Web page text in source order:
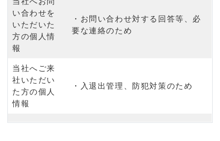
い合わせを
いただいた
方の個人情
報
・お問い合わせ対する回答等、必
要な連絡のため
当社へご来
社いただい
た方の個人
情報
・入退出管理、防犯対策のため